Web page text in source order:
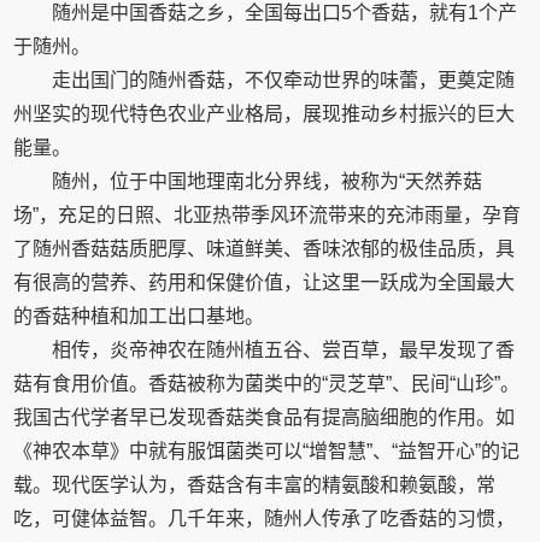
随州是中国香菇之乡，全国每出口5个香菇，就有1个产
于随州。
走出国门的随州香菇，不仅牵动世界的味蕾，更奠定随
州坚实的现代特色农业产业格局，展现推动乡村振兴的巨大
能量。
随州，位于中国地理南北分界线，被称为“天然养菇
场”，充足的日照、北亚热带季风环流带来的充沛雨量，孕育
了随州香菇菇质肥厚、味道鲜美、香味浓郁的极佳品质，具
有很高的营养、药用和保健价值，让这里一跃成为全国最大
的香菇种植和加工出口基地。
相传，炎帝神农在随州植五谷、尝百草，最早发现了香
菇有食用价值。香菇被称为菌类中的“灵芝草”、民间“山珍”。
我国古代学者早已发现香菇类食品有提高脑细胞的作用。如
《神农本草》中就有服饵菌类可以“增智慧”、“益智开心”的记
载。现代医学认为，香菇含有丰富的精氨酸和赖氨酸，常
吃，可健体益智。几千年来，随州人传承了吃香菇的习惯，